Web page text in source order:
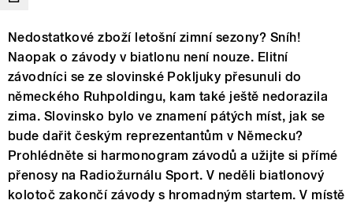
Nedostatkové zboží letošní zimní sezony? Sníh!
Naopak o závody v biatlonu není nouze. Elitní
závodníci se ze slovinské Pokljuky přesunuli do
německého Ruhpoldingu, kam také ještě nedorazila
zima. Slovinsko bylo ve znamení pátých míst, jak se
bude dařit českým reprezentantům v Německu?
Prohlédněte si harmonogram závodů a užijte si přímé
přenosy na Radiožurnálu Sport. V neděli biatlonový
kolotoč zakončí závody s hromadným startem. V místě